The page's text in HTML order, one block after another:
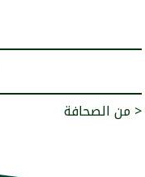
من الصحافة >